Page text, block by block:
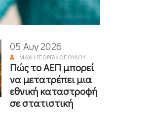
05 Αυγ 2026
ΜΆΧΗ ΓΕΩΡΓΑΚΟΠΟΎΛΟΥ
Πώς το ΑΕΠ μπορεί
να μετατρέπει μια
εθνική καταστροφή
σε στατιστική